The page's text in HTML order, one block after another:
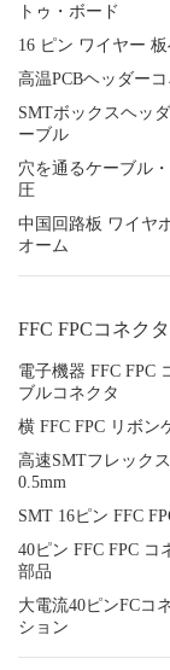
トゥ・ボード
16 ピン ワイヤー
高温PCBヘッダー
SMTボックスヘッ
ーブル
穴を通るケーブル
圧
中国回路板 ワイヤ
オーム
FFC FPCコネクタ
電子機器 FFC FPC
ブルコネクタ
横 FFC FPC リボン
高速SMTフレック
0.5mm
SMT 16ピン FFC
40ピン FFC FPC
部品
大電流40ピンFCコ
ション